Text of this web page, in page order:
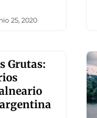
25, 2020
Grutas: